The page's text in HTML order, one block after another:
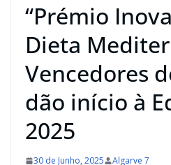
“Prémio
Dieta
Vencedores
dão início à
2025
30 de Junho, 2025
Algarve 7